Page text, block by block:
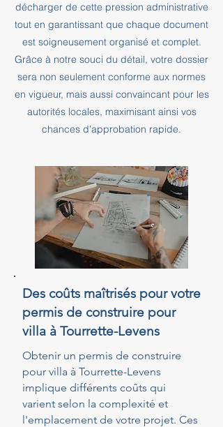
décharger de cette pression administrative
tout en garantissant que chaque document
est soigneusement organisé et complet.
Grâce à notre souci du détail, votre dossier
sera non seulement conforme aux normes
en vigueur, mais aussi convaincant pour les
autorités locales, maximisant ainsi vos
chances d'approbation rapide.
Des coûts maîtrisés pour votre
permis de construire pour
villa à Tourrette-Levens
Obtenir un permis de construire
pour villa à Tourrette-Levens
implique différents coûts qui
varient selon la complexité et
l'emplacement de votre projet. Ces